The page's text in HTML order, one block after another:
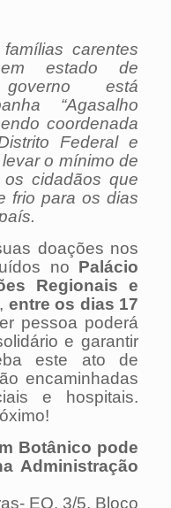
carentes
estado de
está
“Agasalho
coordenada
Federal e
o mínimo de
cidadãos que
frio para os dias
doações nos
no Palácio
Regionais e
, entre os dias 17
pessoa poderá
e garantir
este ato de
encaminhadas
e hospitais.
Botânico pode
Administração
EQ. 3/5, Bloco